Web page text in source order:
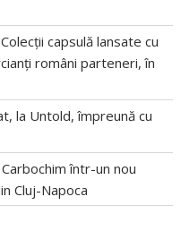
capsulă lansate cu
români parteneri, în
la Untold, împreună cu
într-un nou
Cluj-Napoca